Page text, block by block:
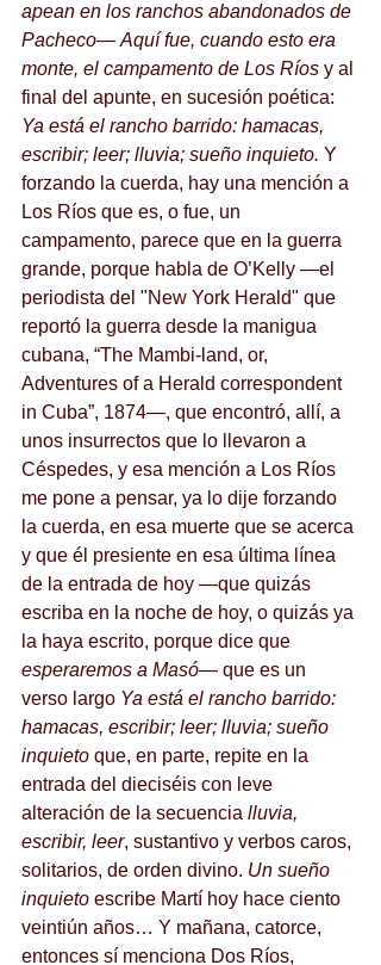
apean en los ranchos abandonados de
Pacheco— Aquí fue, cuando esto era
monte, el campamento de Los Ríos y al
final del apunte, en sucesión poética:
Ya está el rancho barrido: hamacas,
escribir; leer; lluvia; sueño inquieto. Y
forzando la cuerda, hay una mención a
Los Ríos que es, o fue, un
campamento, parece que en la guerra
grande, porque habla de O’Kelly —el
periodista del "New York Herald" que
reportó la guerra desde la manigua
cubana, “The Mambi-land, or,
Adventures of a Herald correspondent
in Cuba”, 1874—, que encontró, allí, a
unos insurrectos que lo llevaron a
Céspedes, y esa mención a Los Ríos
me pone a pensar, ya lo dije forzando
la cuerda, en esa muerte que se acerca
y que él presiente en esa última línea
de la entrada de hoy —que quizás
escriba en la noche de hoy, o quizás ya
la haya escrito, porque dice que
esperaremos a Masó— que es un
verso largo Ya está el rancho barrido:
hamacas, escribir; leer; lluvia; sueño
inquieto que, en parte, repite en la
entrada del dieciséis con leve
alteración de la secuencia lluvia,
escribir, leer, sustantivo y verbos caros,
solitarios, de orden divino. Un sueño
inquieto escribe Martí hoy hace ciento
veintiún años… Y mañana, catorce,
entonces sí menciona Dos Ríos,